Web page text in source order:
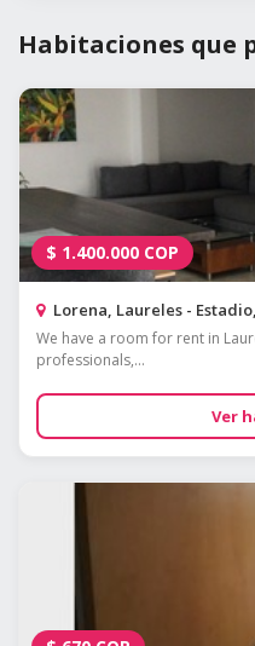
Habitaciones que
$ 1.400.000 COP
Lorena, Laureles -
We have a room for rent in
professionals,...
Ver